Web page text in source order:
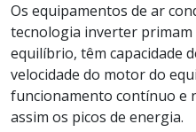
Os equipamentos de ar
tecnologia inverter primam
equilíbrio, têm capacidade
velocidade do motor do
funcionamento contínuo e
assim os picos de energia.